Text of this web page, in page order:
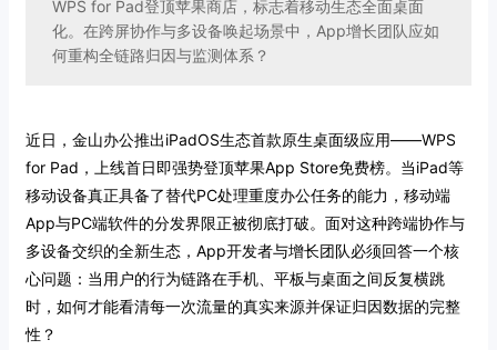
WPS for Pad登顶苹果商店，标志着移动生态全面桌面
化。在跨屏协作与多设备唤起场景中，App增长团队应如
何重构全链路归因与监测体系？
近日，金山办公推出iPadOS生态首款原生桌面级应用——WPS
for Pad，上线首日即强势登顶苹果App Store免费榜。当iPad等
移动设备真正具备了替代PC处理重度办公任务的能力，移动端
App与PC端软件的分发界限正被彻底打破。面对这种跨端协作与
多设备交织的全新生态，App开发者与增长团队必须回答一个核
心问题：当用户的行为链路在手机、平板与桌面之间反复横跳
时，如何才能看清每一次流量的真实来源并保证归因数据的完整
性？